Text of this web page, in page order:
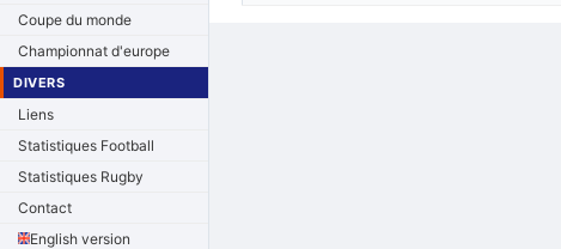
Coupe du monde
Championnat d'europe
DIVERS
Liens
Statistiques Football
Statistiques Rugby
Contact
English version